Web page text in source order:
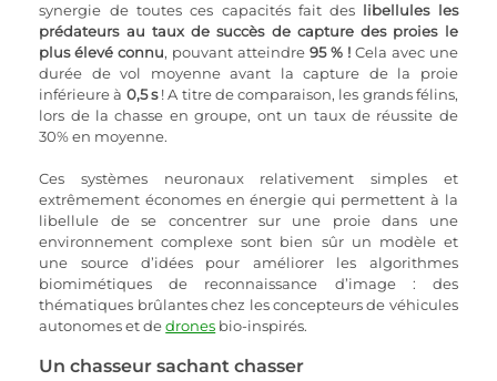
synergie de toutes ces capacités fait des libellules les
prédateurs au taux de succès de capture des proies le
plus élevé connu, pouvant atteindre 95 % ! Cela avec une
durée de vol moyenne avant la capture de la proie
inférieure à 0,5 s ! A titre de comparaison, les grands félins,
lors de la chasse en groupe, ont un taux de réussite de
30% en moyenne.
Ces systèmes neuronaux relativement simples et
extrêmement économes en énergie qui permettent à la
libellule de se concentrer sur une proie dans une
environnement complexe sont bien sûr un modèle et
une source d’idées pour améliorer les algorithmes
biomimétiques de reconnaissance d’image : des
thématiques brûlantes chez les concepteurs de véhicules
autonomes et de drones bio-inspirés.
Un chasseur sachant chasser